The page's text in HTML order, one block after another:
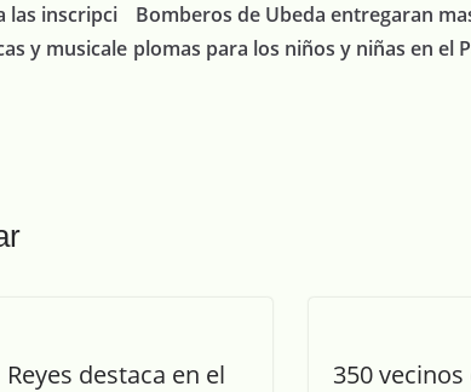
las inscripci
y musicale
Bomberos de Ubeda entregaran
plomas para los niños y niñas en el
Reyes destaca en el
350 vecinos